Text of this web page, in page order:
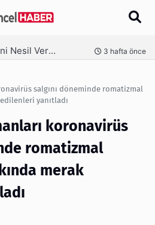
Ambalaj Süreçlerinde Yeni Nesil Verimliliği Olimpack ile Yakalayın 3 hafta önce
salgını döneminde romatizmal
yanıtladı
koronavirüs
romatizmal
merak